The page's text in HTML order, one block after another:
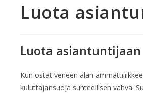
Luota
Luota asiantuntijaan
Kun ostat veneen alan
kuluttajansuoja suhteellisen vahva.